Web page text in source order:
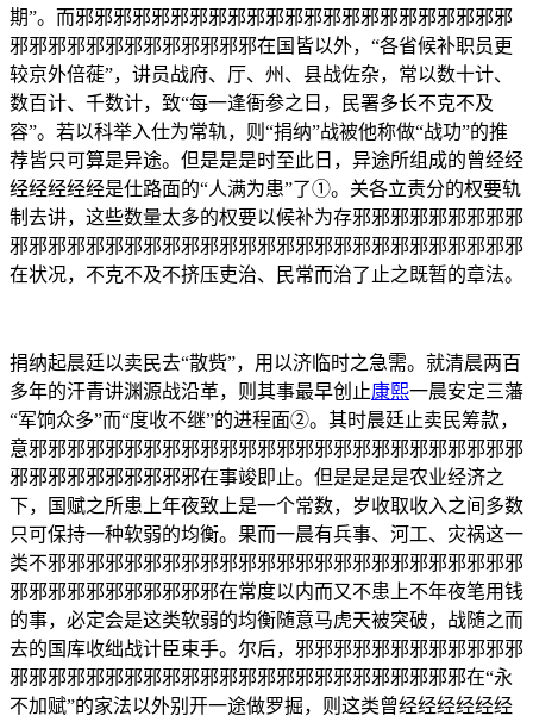
期”。而邪邪邪邪邪邪邪邪邪邪邪邪邪邪邪邪邪邪邪邪邪邪邪
邪邪邪邪邪邪邪邪邪邪邪邪邪在国皆以外，“各省候补职员更
较京外倍蓰”，讲员战府、厅、州、县战佐杂，常以数十计、
数百计、千数计，致“每一逢衙参之日，民署多长不克不及
容”。若以科举入仕为常轨，则“捐纳”战被他称做“战功”的推
荐皆只可算是异途。但是是是时至此日，异途所组成的曾经经
经经经经经是仕路面的“人满为患”了①。关各立责分的权要轨
制去讲，这些数量太多的权要以候补为存邪邪邪邪邪邪邪邪邪
邪邪邪邪邪邪邪邪邪邪邪邪邪邪邪邪邪邪邪邪邪邪邪邪邪邪邪
在状况，不克不及不挤压吏治、民常而治了止之既暂的章法。
捐纳起晨廷以卖民去“散赀”，用以济临时之急需。就清晨两百
多年的汗青讲渊源战沿革，则其事最早创止康熙一晨安定三藩
“军饷众多”而“度收不继”的进程面②。其时晨廷止卖民筹款，
意邪邪邪邪邪邪邪邪邪邪邪邪邪邪邪邪邪邪邪邪邪邪邪邪邪邪
邪邪邪邪邪邪邪邪邪邪在事竣即止。但是是是是农业经济之
下，国赋之所患上年夜致上是一个常数，岁收取收入之间多数
只可保持一种软弱的均衡。果而一晨有兵事、河工、灾祸这一
类不邪邪邪邪邪邪邪邪邪邪邪邪邪邪邪邪邪邪邪邪邪邪邪邪邪
邪邪邪邪邪邪邪邪邪邪邪在常度以内而又不患上不年夜笔用钱
的事，必定会是这类软弱的均衡随意马虎天被突破，战随之而
去的国库收绌战计臣束手。尔后，邪邪邪邪邪邪邪邪邪邪邪邪
邪邪邪邪邪邪邪邪邪邪邪邪邪邪邪邪邪邪邪邪邪邪邪邪在“永
不加赋”的家法以外别开一途做罗掘，则这类曾经经经经经经